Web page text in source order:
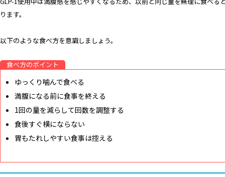
ります。
以下のような食べ方を意識しましょう。
食べ方のポイント
ゆっくり噛んで食べる
満腹になる前に食事を終える
1回の量を減らして回数を調整する
食後すぐ横にならない
胃もたれしやすい食事は控える